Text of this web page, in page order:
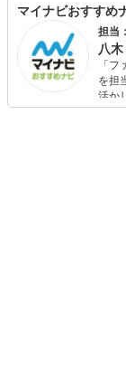
して
産、
ルや
地域
得
国通
マイナビおすすめ
担当
八
「
を担
活か
が得